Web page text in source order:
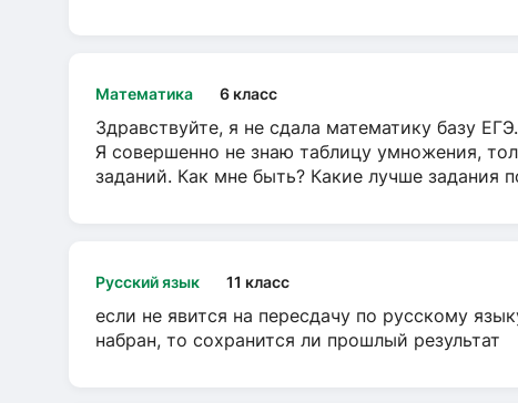
Математика 6 класс
Здравствуйте, я не сдала математику базу
Я совершенно не знаю таблицу умножения,
заданий. Как мне быть? Какие лучше задания
Русский язык 11 класс
если не явится на пересдачу по русскому
набран, то сохранится ли прошлый результат